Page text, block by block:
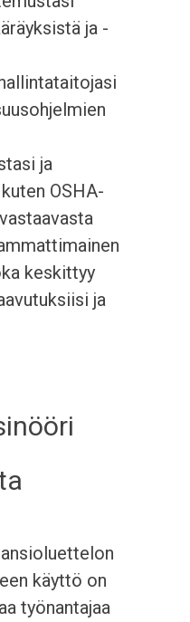
ja -
ja
OSHA-
keskittyy
ja
käyttö on
työnantajaa